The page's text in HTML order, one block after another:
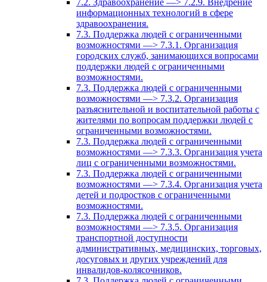
7.2. Здравоохранение —> 7.2.9. Внедрение
информационных технологий в сфере
здравоохранения.
7.3. Поддержка людей с ограниченными
возможностями —> 7.3.1. Организация
городских служб, занимающихся вопросами
поддержки людей с ограниченными
возможностями.
7.3. Поддержка людей с ограниченными
возможностями —> 7.3.2. Организация
разъяснительной и воспитательной работы с
жителями по вопросам поддержки людей с
ограниченными возможностями.
7.3. Поддержка людей с ограниченными
возможностями —> 7.3.3. Организация учета
лиц с ограниченными возможностями.
7.3. Поддержка людей с ограниченными
возможностями —> 7.3.4. Организация учета
детей и подростков с ограниченными
возможностями.
7.3. Поддержка людей с ограниченными
возможностями —> 7.3.5. Организация
транспортной доступности
административных, медицинских, торговых,
досуговых и других учреждений для
инвалидов-колясочников.